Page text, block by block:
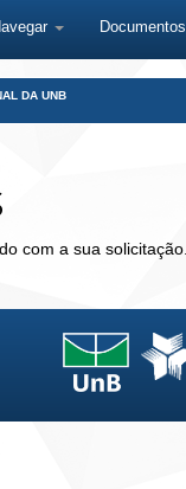
Documentos
DA UNB
com a sua solicitação.